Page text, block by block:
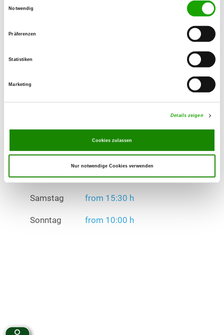
Notwendig
Präferenzen
Statistiken
Marketing
Details zeigen
Cookies zulassen
Nur notwendige Cookies verwenden
E-Mail:
Faehrte, Unterordnung, Schutzdienst
Übungszeiten im Sommer:
from 10:00 h
Übungszeiten im Winter:
Mittwoch from 15:30 h
Samstag from 15:30 h
Sonntag from 10:00 h